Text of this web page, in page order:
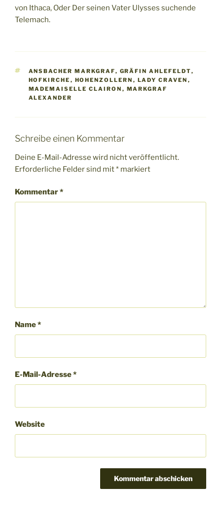
von Ithaca, Oder Der seinen Vater Ulysses suchende
Telemach.
SCHLAGWÖRTER
ANSBACHER MARKGRAF, GRÄFIN AHLEFELDT,
HOFKIRCHE , HOHENZOLLERN , LADY CRAVEN ,
MADEMAISELLE CLAIRON , MARKGRAF
ALEXANDER
Schreibe einen Kommentar
Deine E-Mail-Adresse wird nicht veröffentlicht.
Erforderliche Felder sind mit* markiert
Kommentar*
Name*
E-Mail-Adresse*
Website